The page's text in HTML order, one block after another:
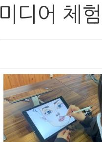
미디어 체험